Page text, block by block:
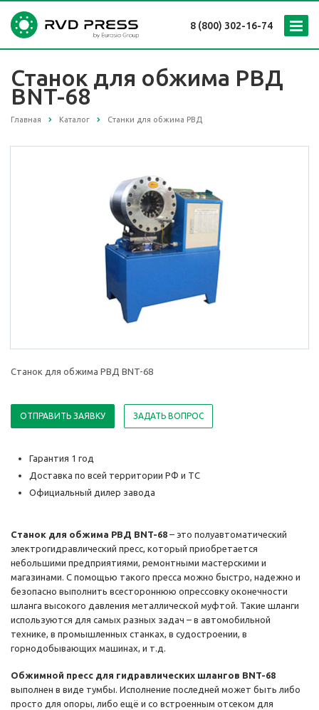
8 (800) 302-16-74
Станок для обжима РВД
BNT-68
Главная Каталог Станки для обжима РВД
Станок для обжима РВД BNT-68
ОТПРАВИТЬ ЗАЯВКУ ЗАДАТЬ ВОПРОС
Гарантия 1 год
Доставка по всей территории РФ и ТС
Официальный дилер завода
Станок для обжима РВД BNT-68 – это полуавтоматический
электрогидравлический пресс, который приобретается
небольшими предприятиями, ремонтными мастерскими и
магазинами. С помощью такого пресса можно быстро, надежно и
безопасно выполнить всестороннюю опрессовку оконечности
шланга высокого давления металлической муфтой. Такие шланги
используются для самых разных задач – в автомобильной
технике, в промышленных станках, в судостроении, в
горнодобывающих машинах, и т.д.
Обжимной пресс для гидравлических шлангов BNT-68
выполнен в виде тумбы. Исполнение последней может быть либо
просто для опоры, либо ещё и со встроенным отсеком для